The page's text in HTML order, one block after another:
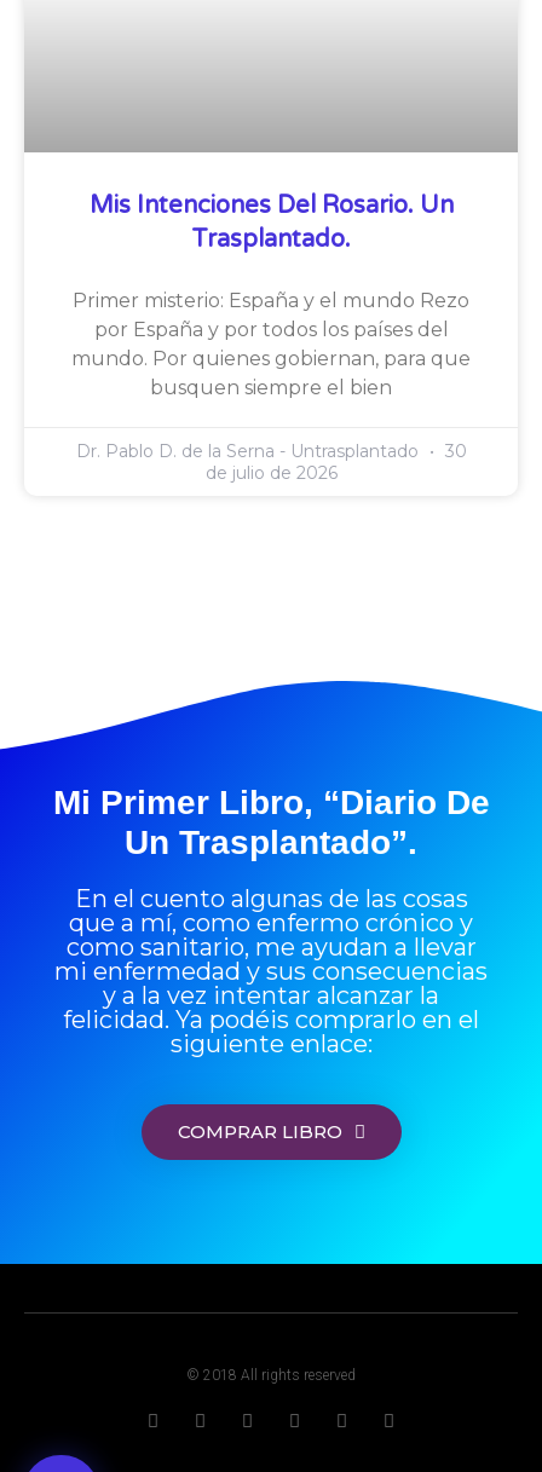
Mis Intenciones Del Rosario. Un
Trasplantado.
Primer misterio: España y el mundo Rezo
por España y por todos los países del
mundo. Por quienes gobiernan, para que
busquen siempre el bien
Dr. Pablo D. de la Serna - Untrasplantado
30
de julio de 2026
Mi Primer Libro, “Diario De
Un Trasplantado”.
En el cuento algunas de las cosas
que a mí, como enfermo crónico y
como sanitario, me ayudan a llevar
mi enfermedad y sus consecuencias
y a la vez intentar alcanzar la
felicidad. Ya podéis comprarlo en el
siguiente enlace:
COMPRAR LIBRO
© 2018 All rights reserved